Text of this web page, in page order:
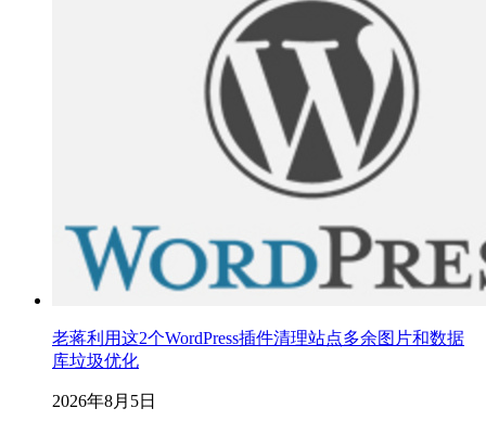
老蒋利用这2个WordPress插件清理站点多余图片和数据
库垃圾优化
2026年8月5日